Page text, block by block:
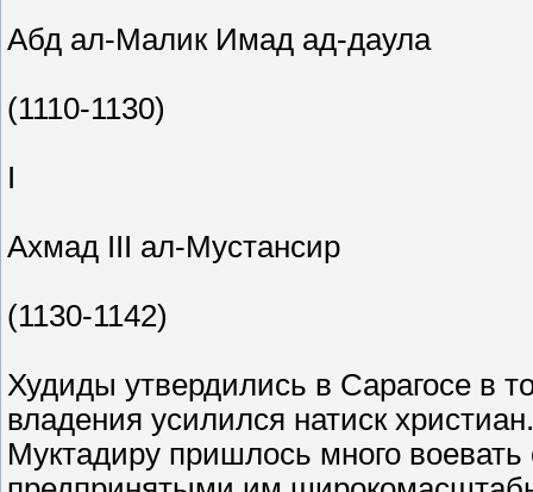
Абд ал-Малик Имад ад-даула
(1110-1130)
I
Ахмад III ал-Мустансир
(1130-1142)
Худиды утвердились в Сарагосе в
владения усилился натиск
Муктадиру пришлось много